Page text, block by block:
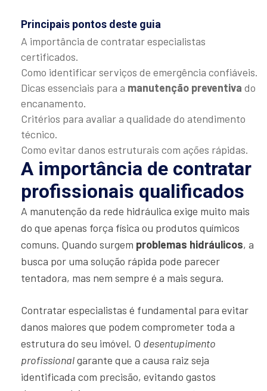
Principais pontos deste guia
A importância de contratar especialistas
certificados.
Como identificar serviços de emergência confiáveis.
Dicas essenciais para a manutenção preventiva do
encanamento.
Critérios para avaliar a qualidade do atendimento
técnico.
Como evitar danos estruturais com ações rápidas.
A importância de contratar
profissionais qualificados
A manutenção da rede hidráulica exige muito mais
do que apenas força física ou produtos químicos
comuns. Quando surgem problemas hidráulicos, a
busca por uma solução rápida pode parecer
tentadora, mas nem sempre é a mais segura.
Contratar especialistas é fundamental para evitar
danos maiores que podem comprometer toda a
estrutura do seu imóvel. O desentupimento
profissionalgarante que a causa raiz seja
identificada com precisão, evitando gastos